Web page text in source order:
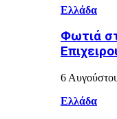
Ελλάδα
Φωτιά
6
Ελλάδα